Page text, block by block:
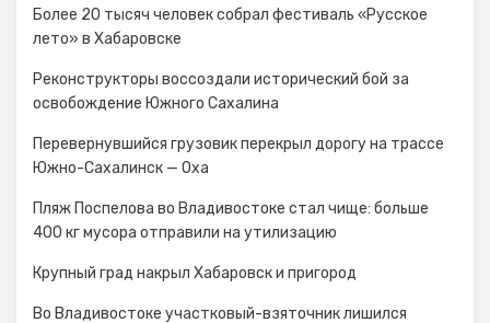
Более 20 тысяч человек собрал фестиваль «Русское
лето» в Хабаровске
Реконструкторы воссоздали исторический бой за
освобождение Южного Сахалина
Перевернувшийся грузовик перекрыл дорогу на трассе
Южно-Сахалинск — Оха
Пляж Поспелова во Владивостоке стал чище: больше
400 кг мусора отправили на утилизацию
Крупный град накрыл Хабаровск и пригород
Во Владивостоке участковый-взяточник лишился